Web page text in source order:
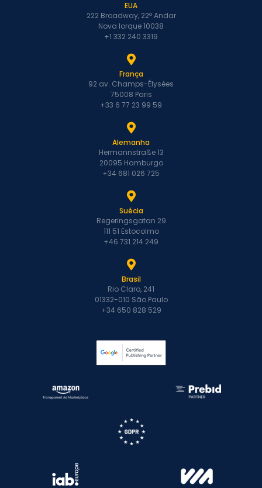
EUA
222 Broadway, 22º Andar
Nova Iorque 10038
+1 332 240 3319
França
92 av. Champs-Élysées
75008 Paris
+33 6 77 23 99 59
Alemanha
Hermannstraße 13
20095 Hamburgo
+34 681 026 725
Suécia
Regeringsgatan 29
111 51 Estocolmo
+46 731 214 249
Brasil
Rio Claro, 241
01332-010 São Paulo
+34 650 828 529